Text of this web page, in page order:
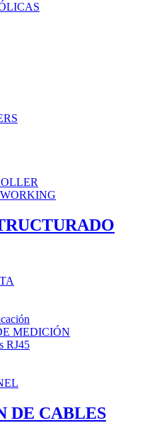
MEDICIÓN
RJ45
DE CABLES